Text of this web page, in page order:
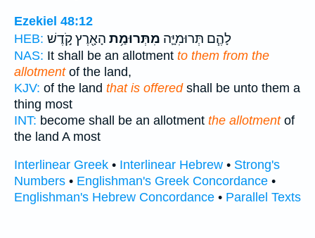
Ezekiel 48:12
HEB:
לָהֶ֧ם תְּרוּמִיָּ֛ה מִתְּרוּמַ֥ת הָאָ֖רֶץ קֹ֣דֶשׁ
NAS: It shall be an allotment to them from the
allotmentof the land,
KJV: of the land that is offeredshall be unto them a
thing most
INT: become shall be an allotment the allotmentof
the land A most
Interlinear Greek • Interlinear Hebrew • Strong's
Numbers • Englishman's Greek Concordance •
Englishman's Hebrew Concordance • Parallel Texts